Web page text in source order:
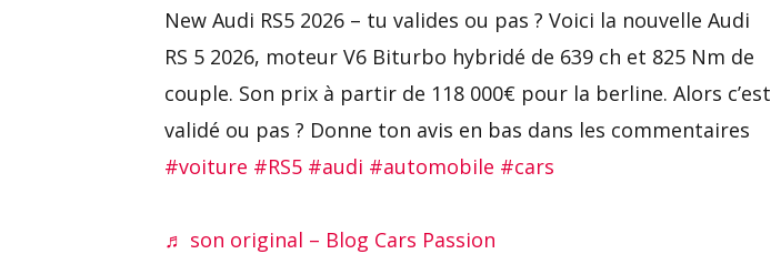
New Audi RS5 2026 – tu valides ou pas ? Voici la nouvelle Audi
RS 5 2026, moteur V6 Biturbo hybridé de 639 ch et 825 Nm de
couple. Son prix à partir de 118 000€ pour la berline. Alors c’est
validé ou pas ? Donne ton avis en bas dans les commentaires
#voiture #RS5 #audi #automobile #cars
♬ son original – Blog Cars Passion